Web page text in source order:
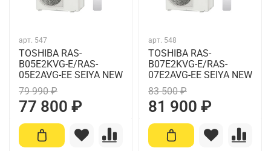
арт. 547
TOSHIBA RAS-
B05E2KVG-E/RAS-
05E2AVG-EE SEIYA NEW
79 990 ₽
77 800 ₽
арт. 548
TOSHIBA RAS-
B07E2KVG-E/RAS-
07E2AVG-EE SEIYA NEW
83 500 ₽
81 900 ₽